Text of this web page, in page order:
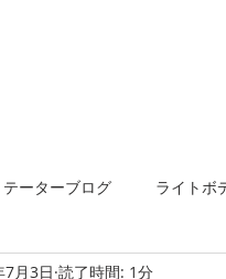
ーターブログ ライトボ
メルマガ
7月3日 読了時間: 1分